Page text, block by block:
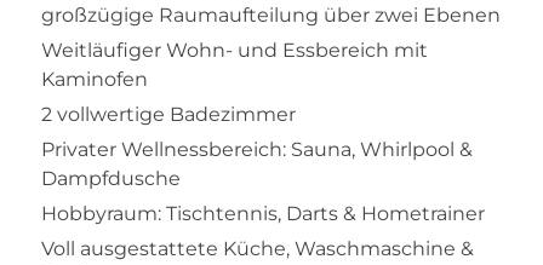
großzügige Raumaufteilung über zwei Ebenen
Weitläufiger Wohn- und Essbereich mit
Kaminofen
2 vollwertige Badezimmer
Privater Wellnessbereich: Sauna, Whirlpool &
Dampfdusche
Hobbyraum: Tischtennis, Darts & Hometrainer
Voll ausgestattete Küche, Waschmaschine &